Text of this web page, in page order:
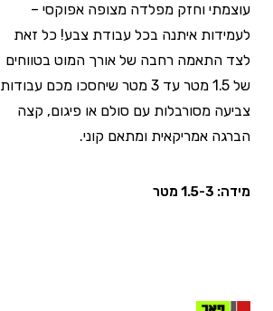
עוצמתי וחזק מפלדה מצופה אפוקסי –
לעמידות איתנה בכל עבודת צבע! כל זאת
לצד התאמה רחבה של אורך המוט בטווחים
של 1.5 מטר עד 3 מטר שיחסכו מכם עבודות
צביעה מסורבלות עם סולם או פיגום, קצה
הברגה אמריקאית ומתאם קוני.
מידה: 1.5-3 מטר